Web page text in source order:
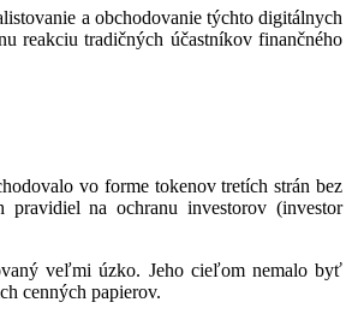
a obchodovanie týchto digitálnych
reakciu tradičných účastníkov finančného
vo forme tokenov tretích strán bez
pravidiel na ochranu investorov (investor
veľmi úzko. Jeho cieľom nemalo byť
cenných papierov.